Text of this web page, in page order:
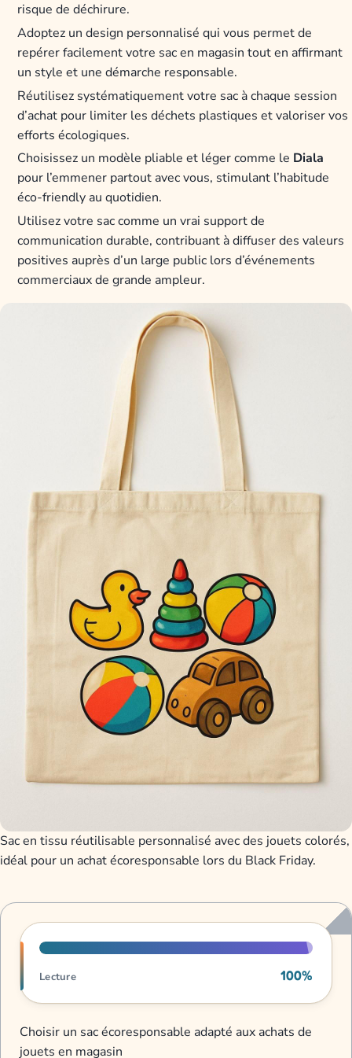
risque de déchirure.
Adoptez un design personnalisé qui vous permet de
repérer facilement votre sac en magasin tout en affirmant
un style et une démarche responsable.
Réutilisez systématiquement votre sac à chaque session
d’achat pour limiter les déchets plastiques et valoriser vos
efforts écologiques.
Choisissez un modèle pliable et léger comme le Diala
pour l’emmener partout avec vous, stimulant l’habitude
éco-friendly au quotidien.
Utilisez votre sac comme un vrai support de
communication durable, contribuant à diffuser des valeurs
positives auprès d’un large public lors d’événements
commerciaux de grande ampleur.
Sac en tissu réutilisable personnalisé avec des jouets colorés,
idéal pour un achat écoresponsable lors du Black Friday.
Progression de lecture
Lecture 100%
Choisir un sac écoresponsable adapté aux achats de
jouets en magasin